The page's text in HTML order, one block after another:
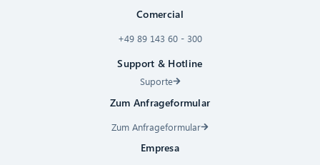
Comercial
+49 89 143 60 - 300
Support & Hotline
Suporte
Zum Anfrageformular
Zum Anfrageformular
Empresa